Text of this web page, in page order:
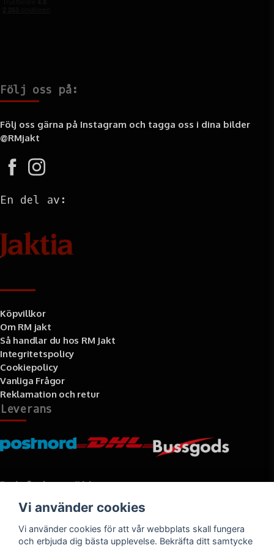
Följ oss på:
Följ oss gärna på Instagram och tagga oss i dina bilder
@RMjakt
En del av:
Köpvillkor
Om RM jakt
Så handlar du hos RM Jakt
Integritetspolicy
Cookiepolicy
Vanliga Frågor
Reklamation och retur
Leverans
Betalningssätt
Vi använder cookies
Vi använder cookies för att vår webbplats skall fungera
och erbjuda dig bästa upplevelse. Bekräfta ditt samtycke